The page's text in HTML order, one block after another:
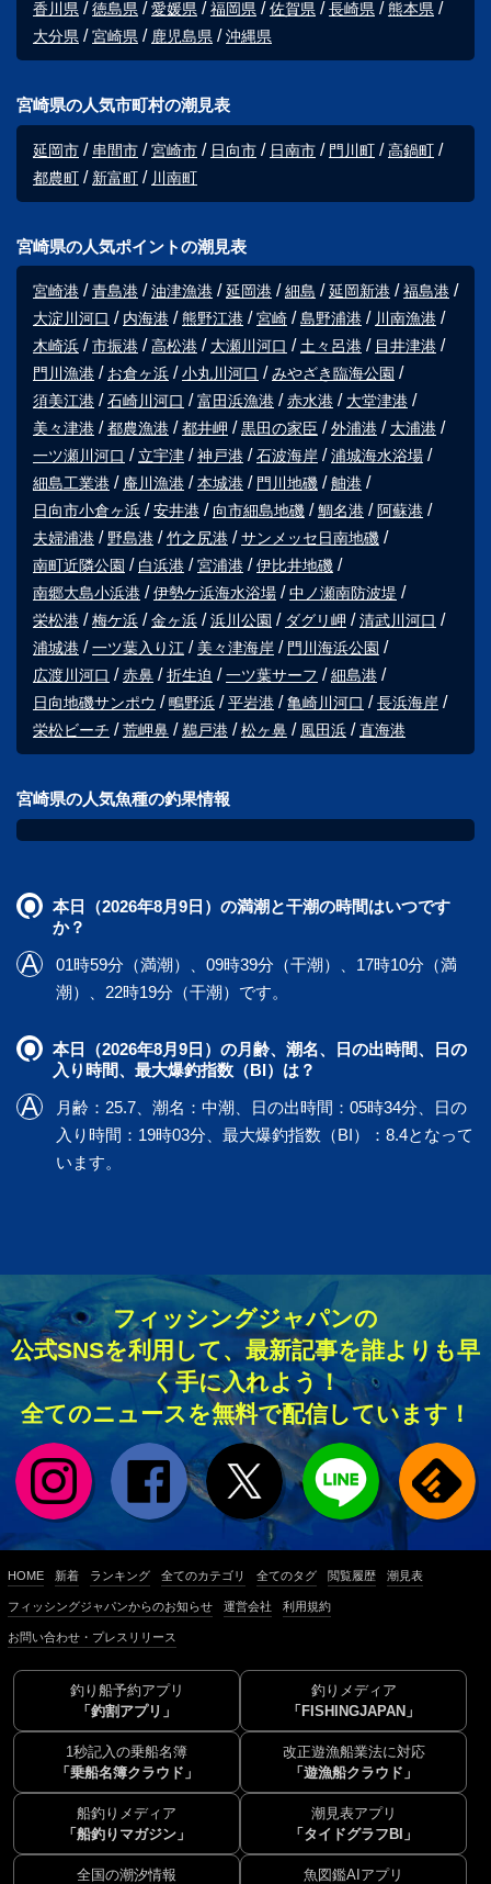
香川県 徳島県 愛媛県 福岡県 佐賀県 長崎県
熊本県
大分県
宮崎県 鹿児島県 沖縄県
宮崎県の人気市町村の潮見表
延岡市 串間市 宮崎市 日向市 日南市 門川町
高鍋町
都農町
新富町 川南町
宮崎県の人気ポイントの潮見表
宮崎港 青島港 油津漁港 延岡港 細島 延岡新港
福島港
大淀川河口
内海港 熊野江港 宮崎 島野浦港
川南漁港
木崎浜
市振港 高松港 大瀬川河口 土々呂港
目井津港
門川漁港
お倉ヶ浜 小丸川河口
みやざき臨海公園
須美江港
石崎川河口 富田浜漁港 赤水港
大堂津港
美々津港
都農漁港 都井岬 黒田の家臣 外浦港
大浦港
一ツ瀬川河口
立宇津 神戸港 石波海岸
浦城海水浴場
細島工業港
庵川漁港 本城港 門川地磯
舳港
日向市小倉ヶ浜
安井港 向市細島地磯 鯛名港
阿蘇港
夫婦浦港
野島港 竹之尻港
サンメッセ日南地磯
南町近隣公園
白浜港 宮浦港
伊比井地磯
南郷大島小浜港
伊勢ケ浜海水浴場
中ノ瀬南防波堤
栄松港
梅ケ浜 金ヶ浜 浜川公園 ダグリ岬
清武川河口
浦城港
一ツ葉入り江 美々津海岸
門川海浜公園
広渡川河口
赤鼻 折生迫 一ツ葉サーフ
細島港
日向地磯サンポウ
鴫野浜 平岩港 亀崎川河口
長浜海岸
栄松ビーチ
荒岬鼻 鵜戸港 松ヶ鼻 風田浜 直海港
宮崎県の人気魚種の釣果情報
本日（2026年8月9日）の満潮と干潮の時間はいつです
か？
01時59分（満潮）、09時39分（干潮）、17時10分（満
潮）、22時19分（干潮）です。
本日（2026年8月9日）の月齢、潮名、日の出時間、日の
入り時間、最大爆釣指数（BI）は？
月齢：25.7、潮名：中潮、日の出時間：05時34分、日の
入り時間：19時03分、最大爆釣指数（BI）：8.4となって
います。
フィッシングジャパンの
公式SNSを利用して、最新記事を誰よりも早
く手に入れよう！
全てのニュースを無料で配信しています！
HOME 新着 ランキング 全てのカテゴリ 全てのタグ 閲覧履歴 潮見表
フィッシングジャパンからのお知らせ 運営会社 利用規約
お問い合わせ・プレスリリース
釣り船予約アプリ
「釣割アプリ」
釣りメディア
「FISHINGJAPAN」
1秒記入の乗船名簿
「乗船名簿クラウド」
改正遊漁船業法に対応
「遊漁船クラウド」
船釣りメディア
「船釣りマガジン」
潮見表アプリ
「タイドグラフBI」
全国の潮汐情報
魚図鑑AIアプリ